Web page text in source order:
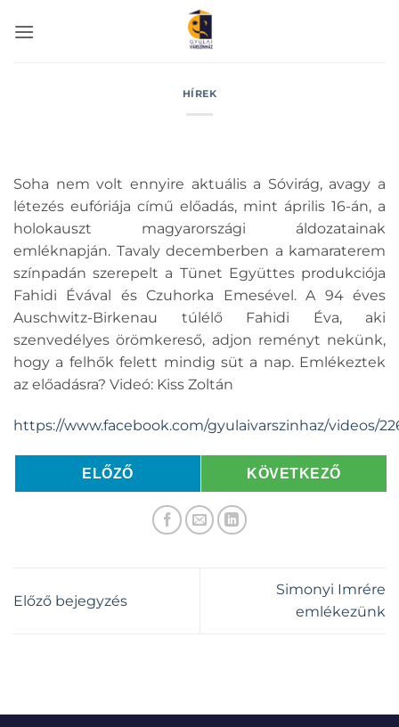
HÍREK
Soha nem volt ennyire aktuális a Sóvirág, avagy a
létezés eufóriája című előadás, mint április 16-án, a
holokauszt magyarországi áldozatainak
emléknapján. Tavaly decemberben a kamaraterem
színpadán szerepelt a Tünet Együttes produkciója
Fahidi Évával és Czuhorka Emesével. A 94 éves
Auschwitz-Birkenau túlélő Fahidi Éva, aki
szenvedélyes örömkereső, adjon reményt nekünk,
hogy a felhők felett mindig süt a nap. Emlékeztek
az előadásra? Videó: Kiss Zoltán
https://www.facebook.com/gyulaivarszinhaz/videos/
ELŐZŐ KÖVETKEZŐ
Előző bejegyzés
Simonyi Imrére
emlékezünk